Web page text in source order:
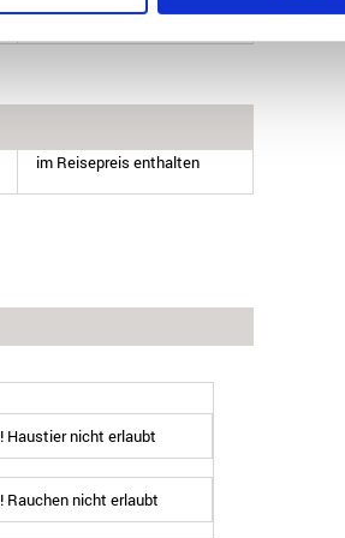
im Reisepreis enthalten
im Reisepreis enthalten
! Haustier nicht erlaubt
! Rauchen nicht erlaubt